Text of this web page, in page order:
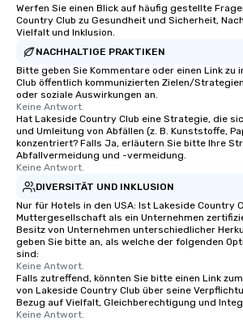
Werfen Sie einen Blick auf häufig gestellte
Country Club zu Gesundheit und Sicherheit,
Vielfalt und Inklusion.
NACHHALTIGE PRAKTIKEN
Bitte geben Sie Kommentare oder einen Link zu
Club öffentlich kommunizierten Zielen/
oder soziale Auswirkungen an.
Keine Antwort.
Hat Lakeside Country Club eine Strategie, die
und Umleitung von Abfällen (z. B. Kunststoffe,
konzentriert? Falls Ja, erläutern Sie bitte Ihre
Abfallvermeidung und -vermeidung.
Keine Antwort.
DIVERSITÄT UND INKLUSION
Nur für Hotels in den USA: Ist Lakeside Country
Muttergesellschaft als ein Unternehmen
Besitz von Unternehmen unterschiedlicher
geben Sie bitte an, als welche der folgenden
sind:
Keine Antwort.
Falls zutreffend, könnten Sie bitte einen Link
von Lakeside Country Club über seine
Bezug auf Vielfalt, Gleichberechtigung und
Keine Antwort.